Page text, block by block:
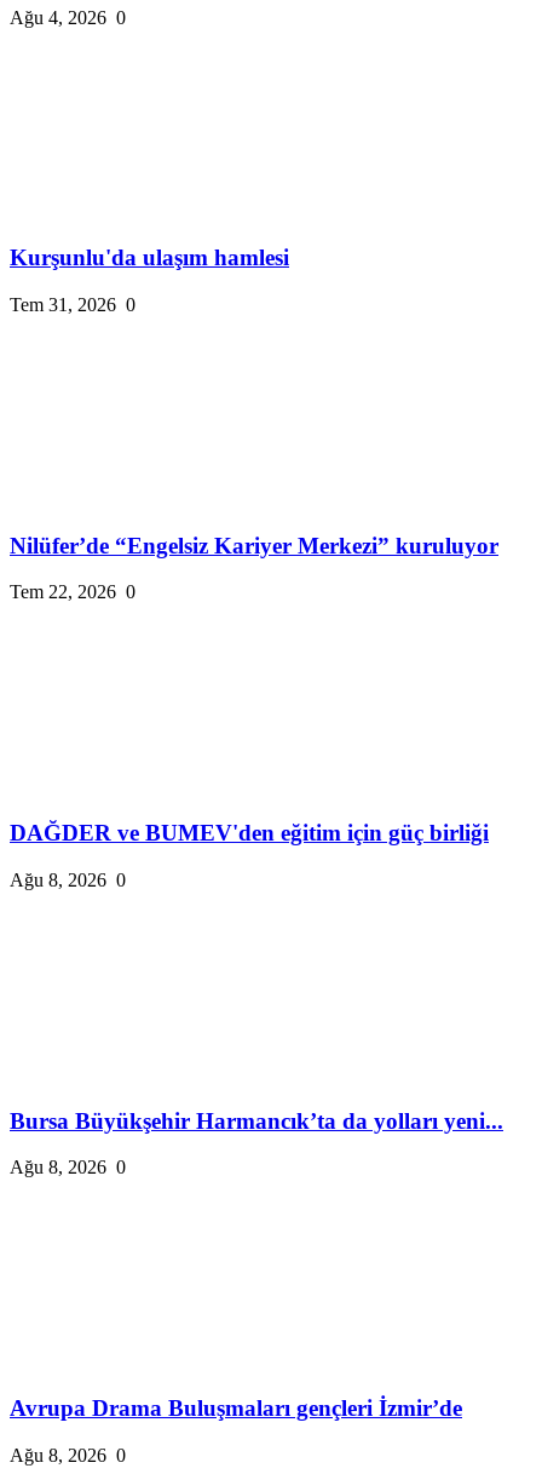
Ağu 4, 2026 0
Kurşunlu'da ulaşım hamlesi
Tem 31, 2026 0
Nilüfer’de “Engelsiz Kariyer Merkezi” kuruluyor
Tem 22, 2026 0
DAĞDER ve BUMEV'den eğitim için güç birliği
Ağu 8, 2026 0
Bursa Büyükşehir Harmancık’ta da yolları yeni...
Ağu 8, 2026 0
Avrupa Drama Buluşmaları gençleri İzmir’de
Ağu 8, 2026 0